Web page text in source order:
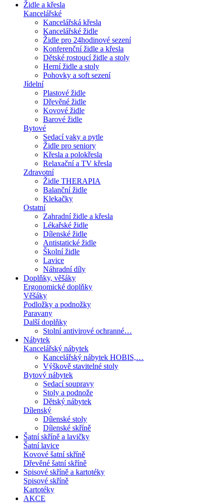
Židle a křesla
Kancelářské
Kancelářská křesla
Kancelářské židle
Židle pro 24hodinové sezení
Konferenční židle a křesla
Dětské rostoucí židle a stoly
Herní židle a stoly
Pohovky a soft sezení
Jídelní
Plastové židle
Dřevěné židle
Kovové židle
Barové židle
Bytové
Sedací vaky a pytle
Židle pro seniory
Křesla a polokřesla
Relaxační a TV křesla
Zdravotní
Židle THERAPIA
Balanční židle
Klekačky
Ostatní
Zahradní židle a křesla
Lékařské židle
Dílenské židle
Antistatické židle
Školní židle
Lavice
Náhradní díly
Doplňky, věšáky
Ergonomické doplňky
Věšáky
Podložky a podnožky
Paravany
Další doplňky
Stolní antivirové ochranné…
Nábytek
Kancelářský nábytek
Kancelářský nábytek HOBIS,…
Výškově stavitelné stoly
Bytový nábytek
Sedací soupravy
Stoly a podnože
Dětský nábytek
Dílenský
Dílenské stoly
Dílenské skříně
Šatní skříně a lavičky
Šatní lavice
Kovové šatní skříně
Dřevěné šatní skříně
Spisové skříně a kartotéky
Spisové skříně
Kartotéky
AKCE